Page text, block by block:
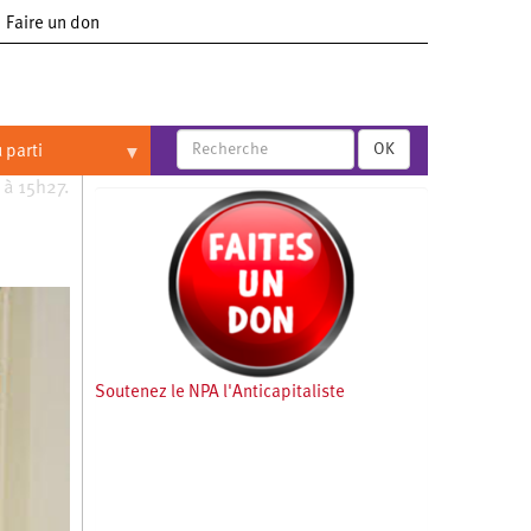
Faire un don
parti OK
15h27.
Soutenez le NPA l'Anticapitaliste